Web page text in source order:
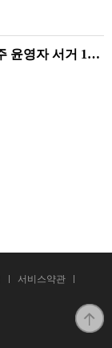
별처럼 남은 이름, 석주 윤영자 서거 10주기 기념전 - 그리고 석주 미술상 수상 작가전
서비스약관